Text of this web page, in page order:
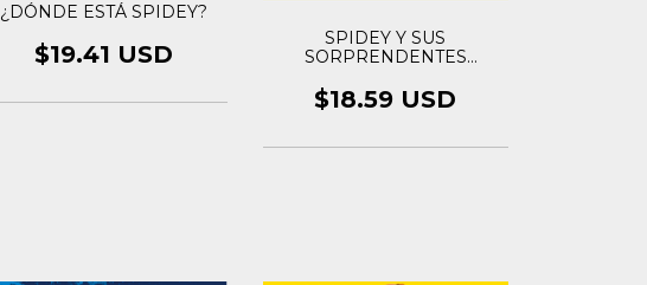
¿DÓNDE ESTÁ SPIDEY?
$19.41 USD
SPIDEY Y SUS
SORPRENDENTES
$18.59 USD